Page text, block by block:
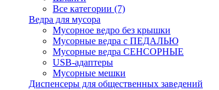
Все категории (7)
Ведра для мусора
Мусорное ведро без крышки
Мусорные ведра с ПЕДАЛЬЮ
Мусорные ведра СЕНСОРНЫЕ
USB-адаптеры
Мусорные мешки
Диспенсеры для общественных заведений